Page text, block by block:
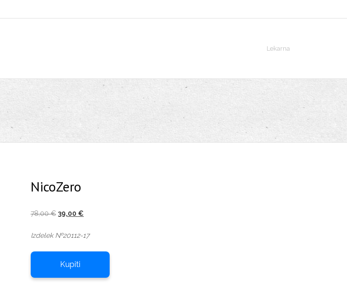
Lekarna
NicoZero
78,00€ Izvirna
je
bila:
78,00 €.
39,00 €Trenutna
je:
39,00 €.
Izdelek №20112-17
Kupiti